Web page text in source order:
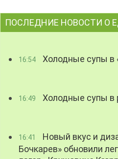
ПОСЛЕДНИЕ НОВОСТИ О
16:54 Холодные супы в
16:49 Холодные супы в
16:41
Новый вкус и
Бочкарев» обновили